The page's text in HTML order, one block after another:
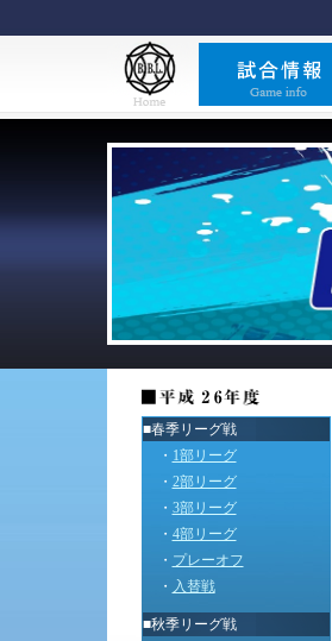
■春季リーグ戦
・ 1部リーグ
・ 2部リーグ
・ 3部リーグ
・ 4部リーグ
・ プレーオフ
・ 入替戦
■秋季リーグ戦